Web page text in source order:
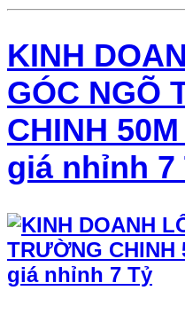
KINH
GÓC NGÕ
CHINH
giá nhỉnh 7